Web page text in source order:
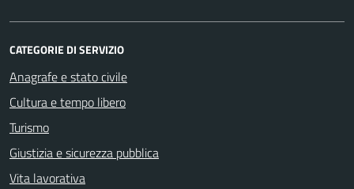
CATEGORIE DI SERVIZIO
Anagrafe e stato civile
Cultura e tempo libero
Turismo
Giustizia e sicurezza pubblica
Vita lavorativa